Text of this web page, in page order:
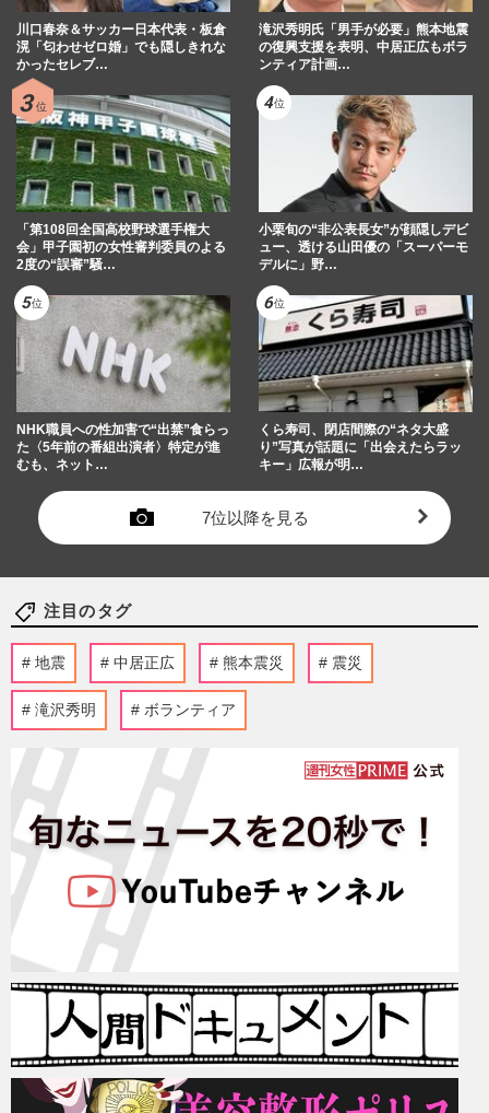
川口春奈＆サッカー日本代表・板倉
滉「匂わせゼロ婚」でも隠しきれな
かったセレブ…
滝沢秀明氏「男手が必要」熊本地震
の復興支援を表明、中居正広もボラ
ンティア計画…
「第108回全国高校野球選手権大
会」甲子園初の女性審判委員のよる
2度の“誤審”騒…
小栗旬の“非公表長女”が顔隠しデビ
ュー、透ける山田優の「スーパーモ
デルに」野…
NHK職員への性加害で“出禁”食らっ
た〈5年前の番組出演者〉特定が進
むも、ネット…
くら寿司、閉店間際の“ネタ大盛
り”写真が話題に「出会えたらラッ
キー」広報が明…
7位以降を見る
注目のタグ
地震 中居正広 熊本震災 震災
滝沢秀明 ボランティア